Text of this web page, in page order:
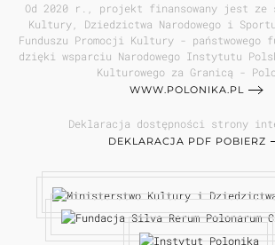
Od 2020 r., projekt finansowany jest ze
Kultury, Dziedzictwa Narodowego i
Funduszu Promocji Kultury - państwowego
dzięki wsparciu Narodowego Instytutu
Kulturowego za Granicą -
WWW.POLONIKA.PL
Deklaracja dostępności strony
DEKLARACJA PDF POBIERZ